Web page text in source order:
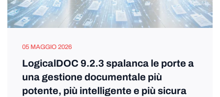
05 MAGGIO 2026
LogicalDOC 9.2.3 spalanca le porte a
una gestione documentale più
potente, più intelligente e più sicura